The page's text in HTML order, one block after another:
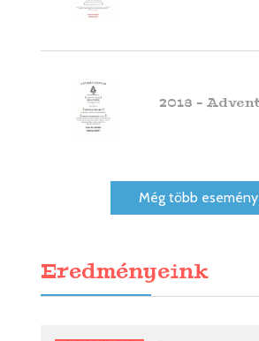
2018 -
Még több esemény
Eredményeink